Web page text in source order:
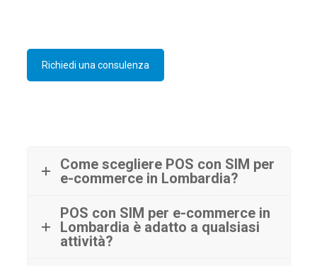
Richiedi una consulenza
Come scegliere POS con SIM per
e-commerce in Lombardia?
POS con SIM per e-commerce in
Lombardia è adatto a qualsiasi
attività?